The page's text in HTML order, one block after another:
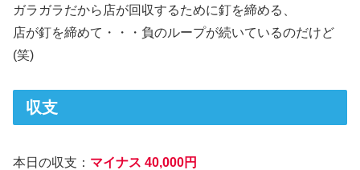
ガラガラだから店が回収するために釘を締める、
店が釘を締めて・・・負のループが続いているのだけど
(笑)
収支
本日の収支： マイナス 40,000円